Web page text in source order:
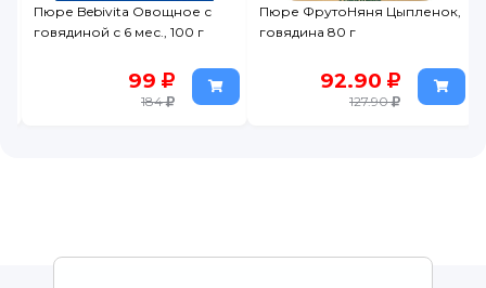
Пюре ФрутоНяня Цыпленок,
говядина 80 г
92.90
127.90
Пюре Semper Мини-
Феттучини с чечевицей и
304